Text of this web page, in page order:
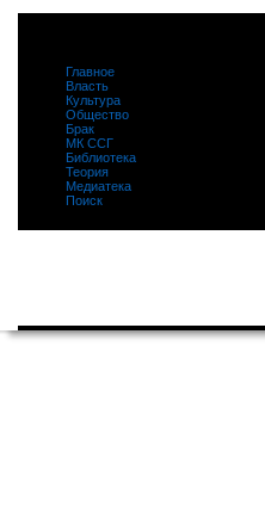
Главное
Власть
Культура
Общество
Брак
МК ССГ
Библиотека
Теория
Медиатека
Поиск